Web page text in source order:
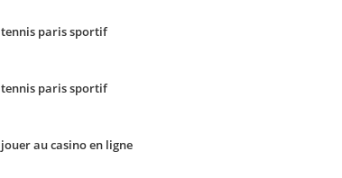
tennis paris sportif
tennis paris sportif
jouer au casino en ligne